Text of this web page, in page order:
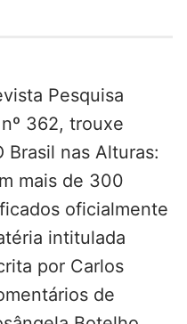
Pesquisa
362, trouxe
Brasil nas Alturas:
mais de 300
oficialmente
intitulada
por Carlos
de